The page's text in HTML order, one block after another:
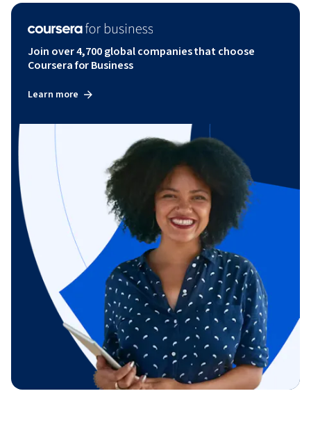
Join over 4,700 global companies that choose
Coursera for Business
Learn more